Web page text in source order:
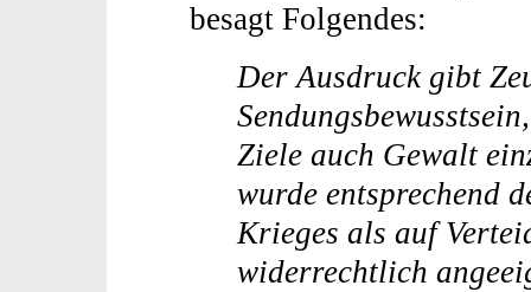
besagt Folgendes:
Der Ausdruck gibt
Ziele auch Gewalt
wurde entsprechend
Krieges als auf
widerrechtlich